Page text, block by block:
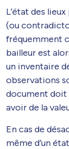
L’état des
(ou
fréquemment
bailleur est
un inventaire
observations
document doit
avoir de la
En cas de
même d’un